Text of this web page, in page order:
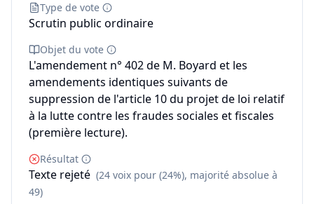
Type de vote
Scrutin public ordinaire
Objet du vote
L'amendement n° 402 de M. Boyard et les
amendements identiques suivants de
suppression de l'article 10 du projet de loi relatif
à la lutte contre les fraudes sociales et fiscales
(première lecture).
Résultat
Texte rejeté (24 voix pour (24%), majorité absolue à
49)